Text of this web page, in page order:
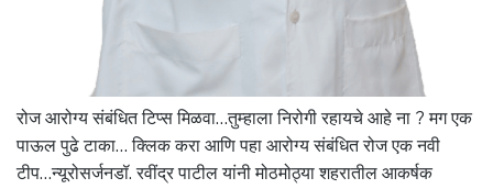
रोज आरोग्य संबंधित टिप्स मिळवा…तुम्हाला निरोगी रहायचे आहे ना ? मग एक
पाऊल पुढे टाका… क्लिक करा आणि पहा आरोग्य संबंधित रोज एक नवी
टीप…न्यूरोसर्जनडॉ. रवींद्र पाटील यांनी मोठमोठ्या शहरातील आकर्षक